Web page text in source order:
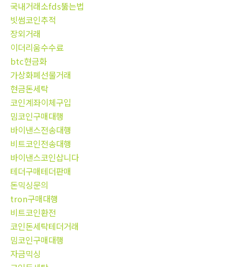
국내거래소fds뚫는법
빗썸코인추적
장외거래
이더리움수수료
btc현금화
가상화폐선물거래
현금돈세탁
코인계좌이체구입
밈코인구매대행
바이낸스전송대행
비트코인전송대행
바이낸스코인삽니다
테더구매테더판매
돈믹싱문의
tron구매대행
비트코인환전
코인돈세탁테더거래
밈코인구매대행
자금믹싱